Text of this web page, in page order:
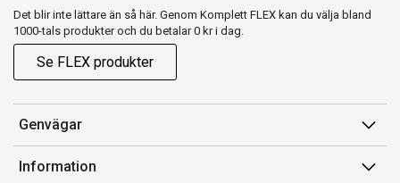
Det blir inte lättare än så här. Genom Komplett FLEX kan du välja bland
1000-tals produkter och du betalar 0 kr i dag.
Se FLEX produkter
Genvägar
Konto
Information